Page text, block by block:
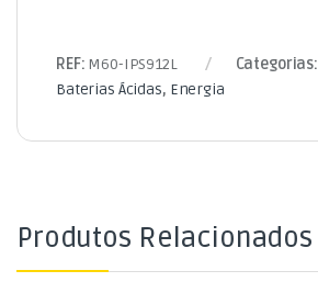
REF: M60-IPS912L Categorias:
Baterias Ácidas, Energia
Produtos Relacionados